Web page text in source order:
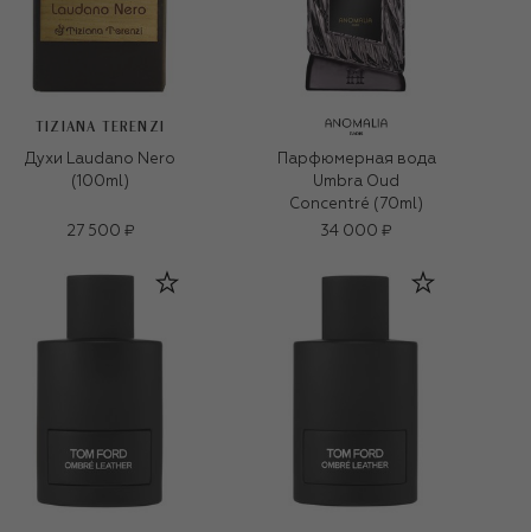
TIZIANA TERENZI
Духи Laudano Nero
(100ml)
27 500 ₽
Парфюмерная вода
Umbra Oud
Concentré (70ml)
34 000 ₽